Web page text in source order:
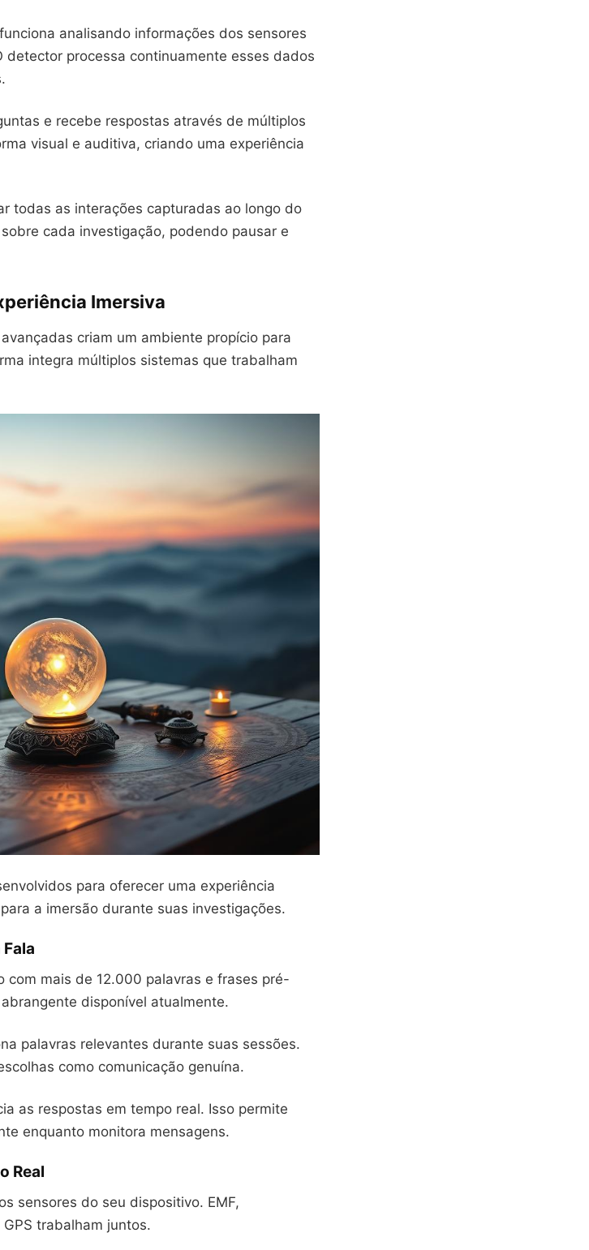
analisando informações dos sensores
detector processa continuamente esses dados
e recebe respostas através de múltiplos
visual e auditiva, criando uma experiência
todas as interações capturadas ao longo do
cada investigação, podendo pausar e
Imersiva
criam um ambiente propício para
integra múltiplos sistemas que trabalham
para oferecer uma experiência
a imersão durante suas investigações.
com mais de 12.000 palavras e frases pré-
disponível atualmente.
palavras relevantes durante suas sessões.
como comunicação genuína.
as respostas em tempo real. Isso permite
enquanto monitora mensagens.
Real
sensores do seu dispositivo. EMF,
trabalham juntos.